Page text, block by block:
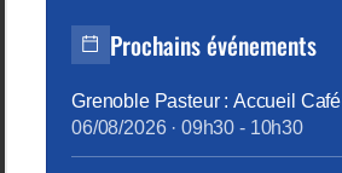
Prochains événements
Grenoble Pasteur : Accueil Café
06/08/2026· 09h30 - 10h30